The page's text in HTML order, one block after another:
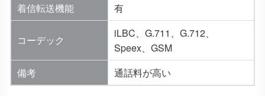
着信転送機能
有
コーデック
iLBC、G.711、G.712、
Speex、GSM
備考
通話料が高い